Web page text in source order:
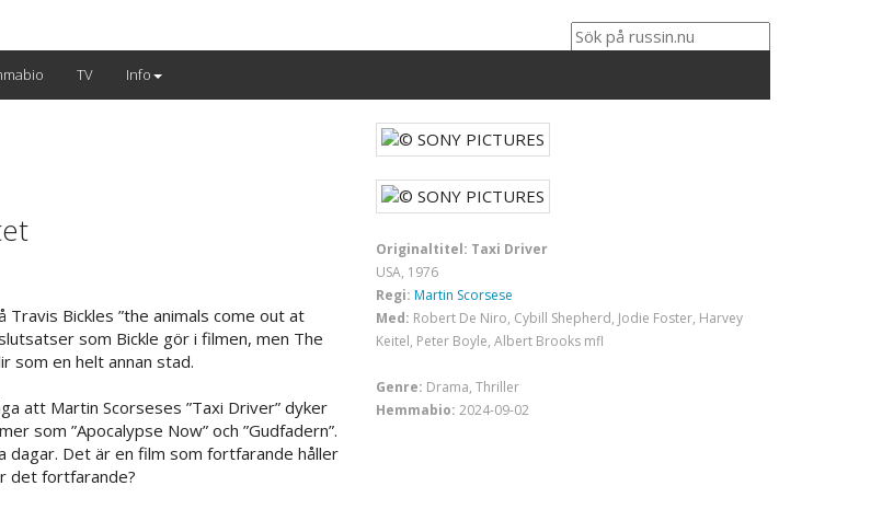
TV Info
Bickles ”the animals come out at
som Bickle gör i filmen, men The
som en helt annan stad.
att Martin Scorseses ”Taxi Driver” dyker
som ”Apocalypse Now” och ”Gudfadern”.
Det är en film som fortfarande håller
det fortfarande?
Originaltitel: Taxi Driver
USA, 1976
Regi: Martin Scorsese
Med: Robert De Niro, Cybill Shepherd, Jodie Foster, Harvey
Keitel, Peter Boyle, Albert Brooks mfl
Genre: Drama, Thriller
Hemmabio: 2024-09-02